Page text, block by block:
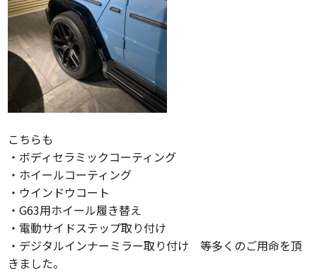
こちらも
・ボディセラミックコーティング
・ホイールコーティング
・ウインドウコート
・G63用ホイール履き替え
・電動サイドステップ取り付け
・デジタルインナーミラー取り付け 等多くのご用命を頂
きました。